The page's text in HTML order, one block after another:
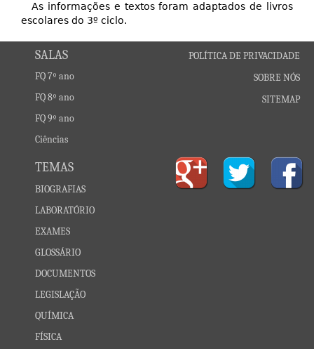
As informações e textos foram adaptados de livros
escolares do 3º ciclo.
SALAS
FQ 7º ano
FQ 8º ano
FQ 9º ano
Ciências
TEMAS
BIOGRAFIAS
LABORATÓRIO
EXAMES
GLOSSÁRIO
DOCUMENTOS
LEGISLAÇÃO
QUÍMICA
FÍSICA
POLÍTICA DE PRIVACIDADE
SOBRE NÓS
SITEMAP